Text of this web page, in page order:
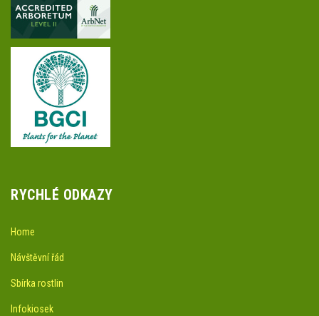
RYCHLÉ ODKAZY
Home
Návštěvní řád
Sbírka rostlin
Infokiosek